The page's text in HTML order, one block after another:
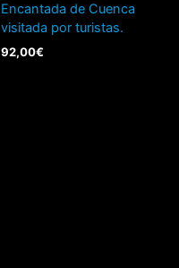
Encantada de Cuenca
visitada por turistas.
92,00€